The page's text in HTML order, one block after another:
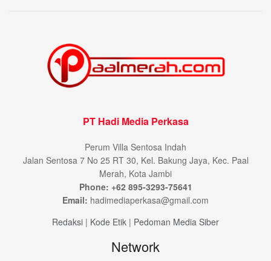
PT Hadi Media Perkasa
Perum Villa Sentosa Indah
Jalan Sentosa 7 No 25 RT 30, Kel. Bakung Jaya, Kec. Paal
Merah, Kota Jambi
Phone: +62 895-3293-75641
Email: hadimediaperkasa@gmail.com
Redaksi | Kode Etik | Pedoman Media Siber
Network